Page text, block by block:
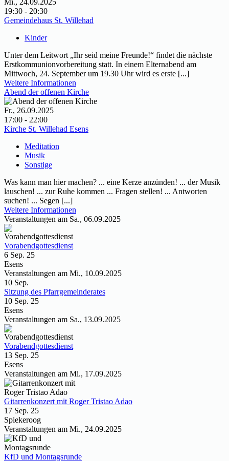
Mi., 24.09.2025
19:30 - 20:30
Gemeindehaus St. Willehad
Kinder
Unter dem Leitwort „Ihr seid meine Freunde!“ findet die nächste
Erstkommunionvorbereitung statt. In einem Elternabend am
Mittwoch, 24. September um 19.30 Uhr wird es erste [...]
Weitere Informationen
Abend der offenen Kirche
Fr., 26.09.2025
17:00 - 22:00
Kirche St. Willehad Esens
Meditation
Musik
Sonstige
Was kann man hier machen? ... eine Kerze anzünden! ... der Musik
lauschen! ... zur Ruhe kommen ... Fragen stellen! ... Antworten
suchen! ... Segen [...]
Weitere Informationen
Veranstaltungen am Sa., 06.09.2025
Vorabendgottesdienst
6 Sep. 25
Esens
Veranstaltungen am Mi., 10.09.2025
10 Sep.
Sitzung des Pfarrgemeinderates
10 Sep. 25
Esens
Veranstaltungen am Sa., 13.09.2025
Vorabendgottesdienst
13 Sep. 25
Esens
Veranstaltungen am Mi., 17.09.2025
Gitarrenkonzert mit Roger Tristao Adao
17 Sep. 25
Spiekeroog
Veranstaltungen am Mi., 24.09.2025
KfD und Montagsrunde